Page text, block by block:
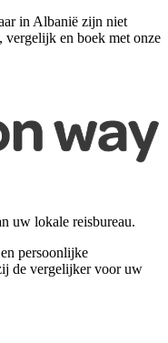
in Albanië zijn niet
en boek met onze
uw lokale reisbureau.
persoonlijke
de vergelijker voor uw